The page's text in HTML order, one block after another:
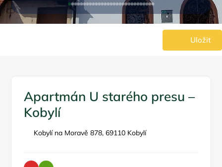
Uložit
Apartmán U starého presu –
Kobylí
Kobylí na Moravě 878, 69110 Kobylí